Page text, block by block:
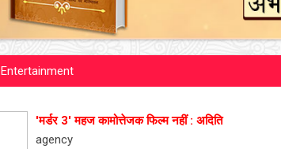
Entertainment
'मर्डर 3' महज कामोत्तेजक फिल्म नहीं : अदिति
agency